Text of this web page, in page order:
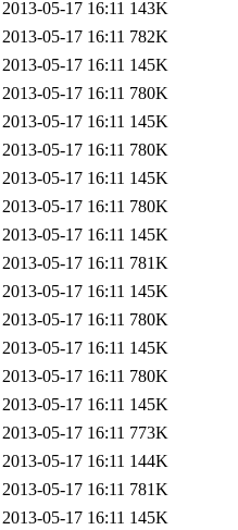
2013-05-17 16:11 143K
2013-05-17 16:11 782K
2013-05-17 16:11 145K
2013-05-17 16:11 780K
2013-05-17 16:11 145K
2013-05-17 16:11 780K
2013-05-17 16:11 145K
2013-05-17 16:11 780K
2013-05-17 16:11 145K
2013-05-17 16:11 781K
2013-05-17 16:11 145K
2013-05-17 16:11 780K
2013-05-17 16:11 145K
2013-05-17 16:11 780K
2013-05-17 16:11 145K
2013-05-17 16:11 773K
2013-05-17 16:11 144K
2013-05-17 16:11 781K
2013-05-17 16:11 145K